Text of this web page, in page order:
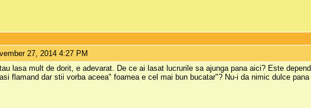
27, 2014 4:27 PM
lasa mult de dorit, e adevarat. De ce ai lasat lucrurile sa ajunga pana aici? Este
flamand dar stii vorba aceea" foamea e cel mai bun bucatar"? Nu-i da nimic dulce